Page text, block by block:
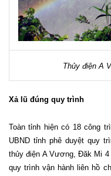
Thủy điện A
Xả lũ đúng quy trình
Toàn tỉnh hiện có 18 công
UBND tỉnh phê duyệt quy
thủy điện A Vương, Đăk Mi
quy trình vận hành liên hồ